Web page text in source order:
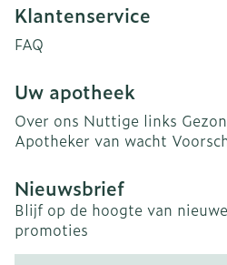
Klantenservice
FAQ
Uw apotheek
Over ons Nuttige links
Apotheker van wacht
Nieuwsbrief
Blijf op de hoogte van
promoties